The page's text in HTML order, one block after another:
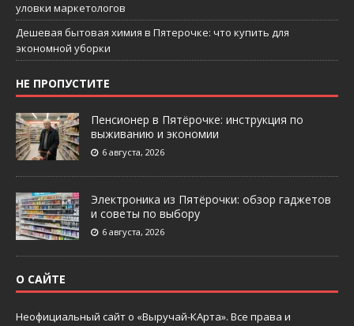
уловки маркетологов
Дешевая бытовая химия в Пятерочке: что купить для
экономной уборки
НЕ ПРОПУСТИТЕ
Пенсионер в Пятёрочке: инструкция по
выживанию и экономии
6 августа, 2026
Электроника из Пятёрочки: обзор гаджетов
и советы по выбору
6 августа, 2026
О САЙТЕ
Неофициальный сайт о «Выручай-КАрта». Все права и